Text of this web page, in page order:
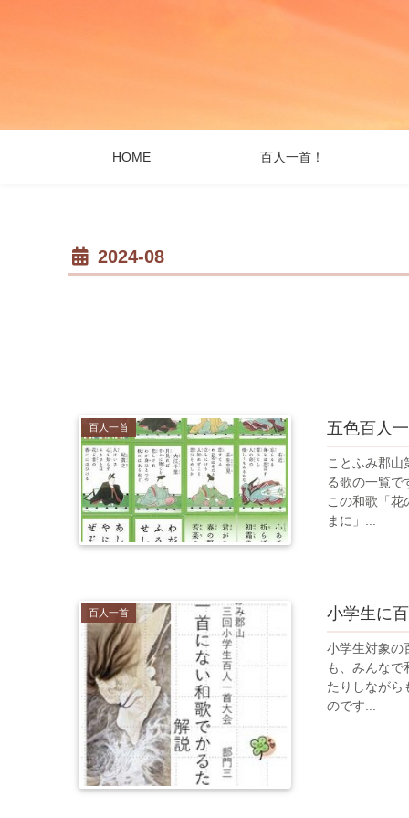
HOME 百人一首！
2024-08
百人一首 五色百人
ことふみ郡
る歌の一覧で
この和歌「
まに」...
百人一首 小学生に
小学生対象の
も、みんなで
たりしながら
のです...